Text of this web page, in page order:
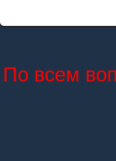
По всем